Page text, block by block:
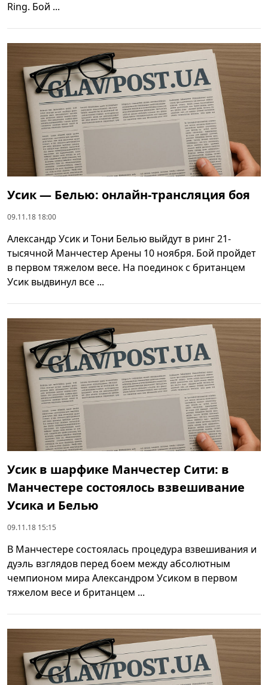
Ring. Бой ...
Усик — Белью: онлайн-трансляция боя
09.11.18 18:00
Александр Усик и Тони Белью выйдут в ринг 21-
тысячной Манчестер Арены 10 ноября. Бой пройдет
в первом тяжелом весе. На поединок с британцем
Усик выдвинул все ...
Усик в шарфике Манчестер Сити: в
Манчестере состоялось взвешивание
Усика и Белью
09.11.18 15:15
В Манчестере состоялась процедура взвешивания и
дуэль взглядов перед боем между абсолютным
чемпионом мира Александром Усиком в первом
тяжелом весе и британцем ...